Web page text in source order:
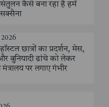
कैसे बना रहा है हमें
2026
छात्रों का प्रदर्शन, मेस,
बुनियादी ढांचे को लेकर
मंत्रालय पर लगाए गंभीर